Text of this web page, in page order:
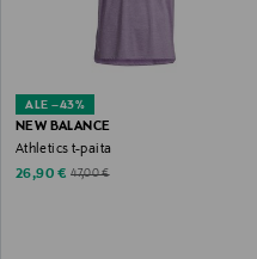
ALE –43%
NEW BALANCE
Athletics t-paita
Discounted Price
26,90 € Original Price
47,00 €